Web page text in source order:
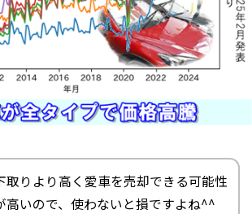
取りより高く愛車を売却できる可能性
高いので、使わないと損ですよね^^